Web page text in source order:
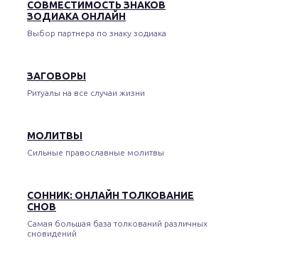
СОВМЕСТИМОСТЬ ЗНАКОВ
ЗОДИАКА ОНЛАЙН
Выбор партнера по знаку зодиака
ЗАГОВОРЫ
Ритуалы на все случаи жизни
МОЛИТВЫ
Сильные православные молитвы
СОННИК: ОНЛАЙН ТОЛКОВАНИЕ
СНОВ
Самая большая база толкований различных
сновидений